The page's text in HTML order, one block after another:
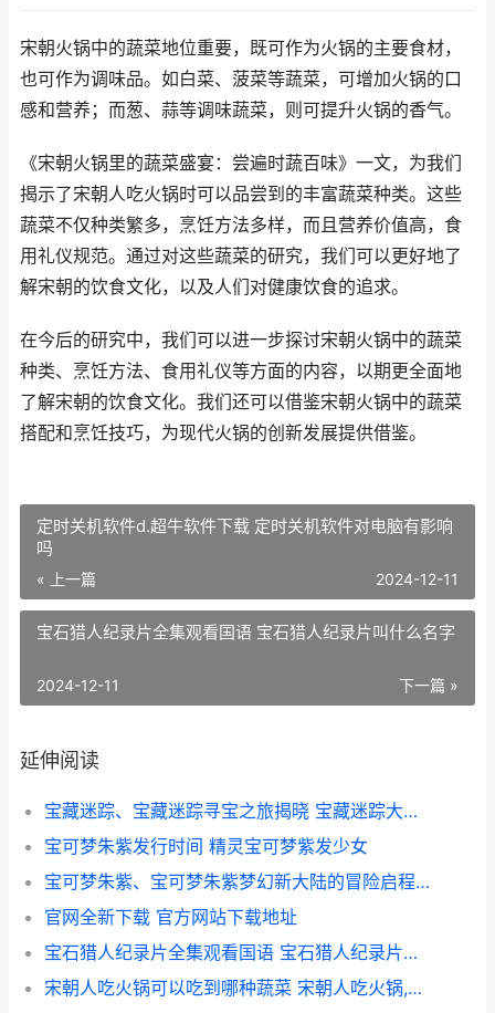
宋朝火锅中的蔬菜地位重要，既可作为火锅的主要食材，
也可作为调味品。如白菜、菠菜等蔬菜，可增加火锅的口
感和营养；而葱、蒜等调味蔬菜，则可提升火锅的香气。
《宋朝火锅里的蔬菜盛宴：尝遍时蔬百味》一文，为我们
揭示了宋朝人吃火锅时可以品尝到的丰富蔬菜种类。这些
蔬菜不仅种类繁多，烹饪方法多样，而且营养价值高，食
用礼仪规范。通过对这些蔬菜的研究，我们可以更好地了
解宋朝的饮食文化，以及人们对健康饮食的追求。
在今后的研究中，我们可以进一步探讨宋朝火锅中的蔬菜
种类、烹饪方法、食用礼仪等方面的内容，以期更全面地
了解宋朝的饮食文化。我们还可以借鉴宋朝火锅中的蔬菜
搭配和烹饪技巧，为现代火锅的创新发展提供借鉴。
定时关机软件d.超牛软件下载 定时关机软件对电脑有影响
吗
« 上一篇 2024-12-11
宝石猎人纪录片全集观看国语 宝石猎人纪录片叫什么名字
下一篇 »
2024-12-11
延伸阅读
宝藏迷踪、宝藏迷踪寻宝之旅揭晓 宝藏迷踪大军来袭
宝可梦朱紫发行时间 精灵宝可梦紫发少女
宝可梦朱紫、宝可梦朱紫梦幻新大陆的冒险启程 宝可梦朱紫宝伴怎么捕捉
官网全新下载 官方网站下载地址
宝石猎人纪录片全集观看国语 宝石猎人纪录片叫什么名字
宋朝人吃火锅可以吃到哪种蔬菜 宋朝人吃火锅,可以吃到